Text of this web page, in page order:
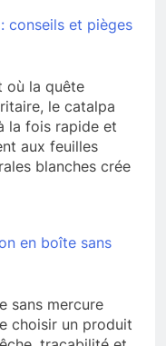
conseils et pièges
où la quête
le catalpa
la fois rapide et
aux feuilles
blanches crée
en boîte sans
sans mercure
choisir un produit